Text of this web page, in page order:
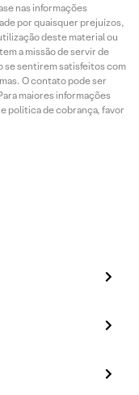
nas informações
por quaisquer prejuízos,
deste material ou
a missão de servir de
se sentirem satisfeitos com
O contato pode ser
maiores informações
política de cobrança, favor